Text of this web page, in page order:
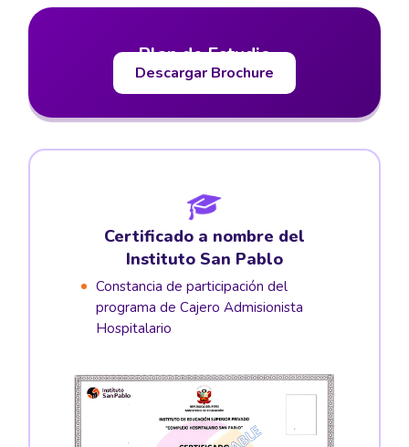
Plan de Estudio
Descargar Brochure
Certificado a nombre del
Instituto San Pablo
Constancia de participación del
programa de Cajero Admisionista
Hospitalario